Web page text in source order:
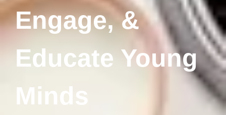
Engage, &
Educate Young
Minds